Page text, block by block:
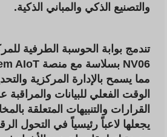
والتصنيع الذكي والمباني الذكية.
مما يسمح بالإدارة المركزية
الوقت الفعلي للبيانات والمراقبة
القرارات والتنبيهات المتعلقة
يجعلها لاعباً رئيسياً في التحول